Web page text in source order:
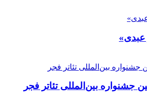
عبدی»
جشنواره بین‌المللی تئاتر فجر